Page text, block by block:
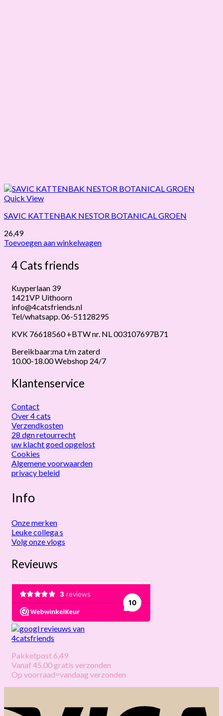
Quick View
SAVIC KATTENBAK NESTOR BOTANICAL GROEN
26,49
Toevoegen aan winkelwagen
4 Cats friends
Kuyperlaan 39
1421VP Uithoorn
info@4catsfriends.nl
Tel/whatsapp. 06-51128295
KVK 76618560 +BTW nr. NL 003107697B71
Bereikbaar:ma t/m zaterd
10.00-18.00 Webshop 24/7
Klantenservice
Contact
Over 4 cats
Verzendkosten
28 dgn retourrecht
uw klacht goed opgelost
Cookies
Algemene voorwaarden
privacy beleid
Info
Onze merken
Leuke collega s
Volg onze vlogs
Revieuws
Pakketpost 6,49
Vanaf 45.00 gratis verzonden
Op voorraad=vandaag verzonden